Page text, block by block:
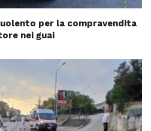
per la compravendita
nei guai